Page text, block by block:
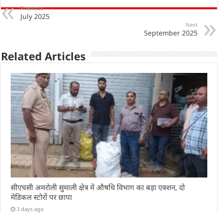
at
s
p
p
c
o
o
k
k
n
ar
Previous
July 2025
Next
September 2025
Related Articles
सीएचसी अमरोली सुमाली क्षेत्र में औषधि विभाग का बड़ा एक्शन, दो
मेडिकल स्टोरों पर छापा
3 days ago